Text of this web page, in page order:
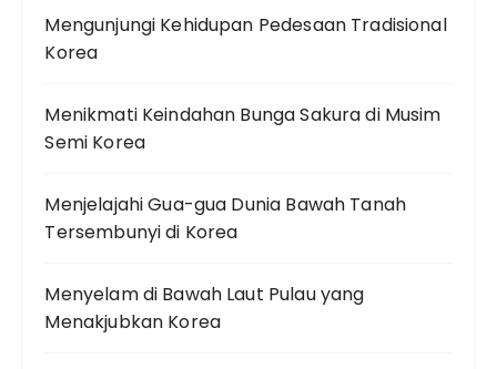
Mengunjungi Kehidupan Pedesaan Tradisional
Korea
Menikmati Keindahan Bunga Sakura di Musim
Semi Korea
Menjelajahi Gua-gua Dunia Bawah Tanah
Tersembunyi di Korea
Menyelam di Bawah Laut Pulau yang
Menakjubkan Korea